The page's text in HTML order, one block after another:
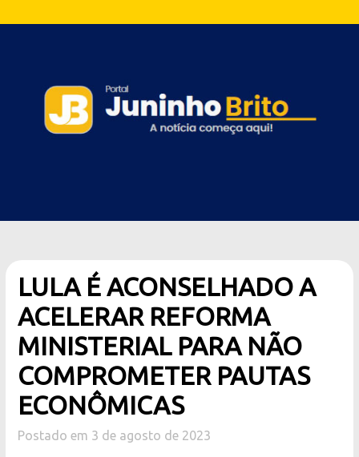
LULA É ACONSELHADO A
ACELERAR REFORMA
MINISTERIAL PARA NÃO
COMPROMETER PAUTAS
ECONÔMICAS
Postado em 3 de agosto de 2023